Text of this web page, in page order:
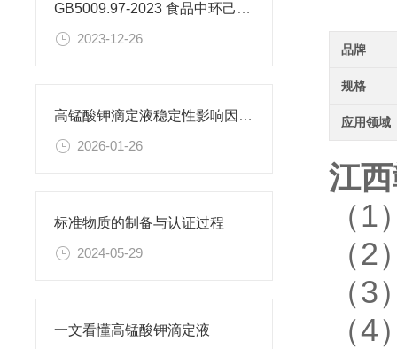
GB5009.97-2023 食品中环己基氨基磺酸盐的测定标准
2023-12-26
高锰酸钾滴定液稳定性影响因素及保存期限研究
2026-01-26
标准物质的制备与认证过程
2024-05-29
一文看懂高锰酸钾滴定液
品牌
规格
应用领域
江
（
（
（
（